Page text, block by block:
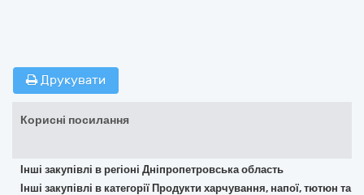
Друкувати
Корисні посилання
Інші закупівлі в регіоні Дніпропетровська область
Інші закупівлі в категорії Продукти харчування, напої, тютюн та